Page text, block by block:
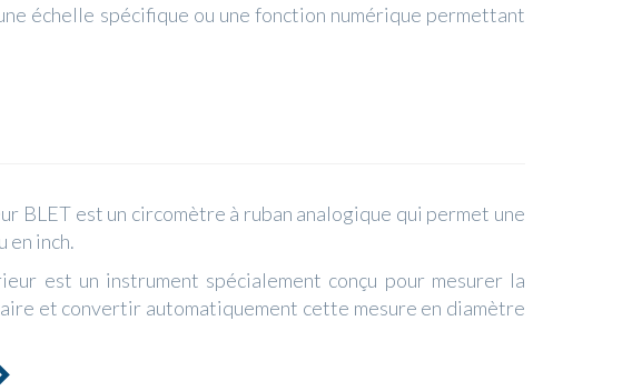
échelle spécifique ou une fonction numérique permettant
BLET est un circomètre à ruban analogique qui permet une
en inch.
est un instrument spécialement conçu pour mesurer la
et convertir automatiquement cette mesure en diamètre